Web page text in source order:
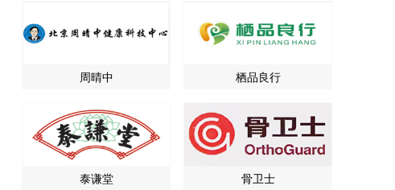
周晴中 栖品良行
泰谦堂 骨卫士